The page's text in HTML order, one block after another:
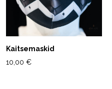
Kaitsemaskid
10,00 €